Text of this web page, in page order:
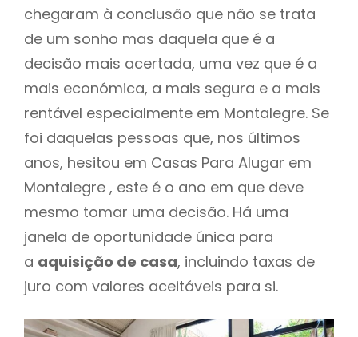
chegaram à conclusão que não se trata
de um sonho mas daquela que é a
decisão mais acertada, uma vez que é a
mais económica, a mais segura e a mais
rentável especialmente em Montalegre. Se
foi daquelas pessoas que, nos últimos
anos, hesitou em Casas Para Alugar em
Montalegre , este é o ano em que deve
mesmo tomar uma decisão. Há uma
janela de oportunidade única para
a aquisição de casa, incluindo taxas de
juro com valores aceitáveis para si.